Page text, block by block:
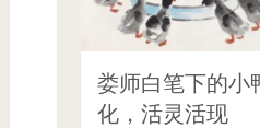
娄师白笔下的小
化，活灵活现